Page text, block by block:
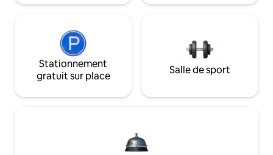
Stationnement
gratuit sur place
Salle de sport